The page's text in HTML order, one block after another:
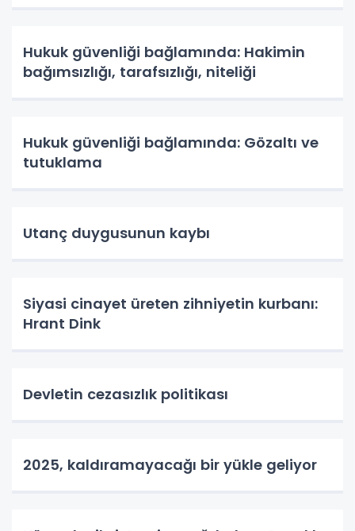
Hukuk güvenliği bağlamında: Hakimin
bağımsızlığı, tarafsızlığı, niteliği
Hukuk güvenliği bağlamında: Gözaltı ve
tutuklama
Utanç duygusunun kaybı
Siyasi cinayet üreten zihniyetin kurbanı:
Hrant Dink
Devletin cezasızlık politikası
2025, kaldıramayacağı bir yükle geliyor